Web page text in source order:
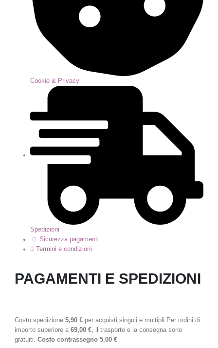
Cookie & Privacy
Spedizioni
Sicurezza pagamenti
Termini e condizioni
PAGAMENTI E SPEDIZIONI
Costo spedizione 5,90 € per acquisti singoli e multipli Per ordini di
importo superiore a 69,00 € , il trasporto e la consegna sono
gratuiti. Costo contrassegno 5,00 €